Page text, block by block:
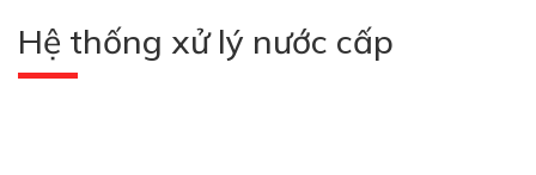
Hệ thống xử lý nước cấp